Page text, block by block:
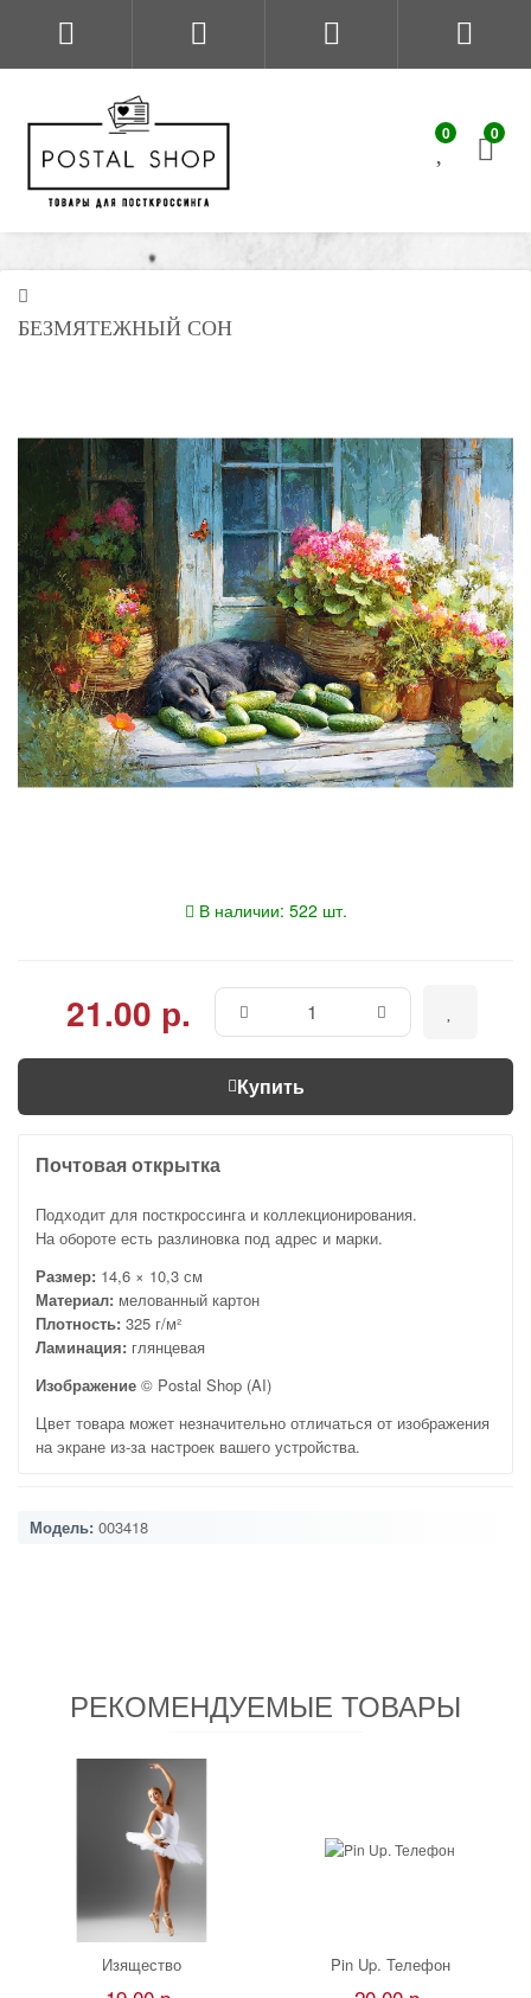
0 0
БЕЗМЯТЕЖНЫЙ СОН
В наличии: 522 шт.
21.00 р.
Купить
Почтовая открытка
Подходит для посткроссинга и коллекционирования.
На обороте есть разлиновка под адрес и марки.
Размер: 14,6 × 10,3 см
Материал: мелованный картон
Плотность: 325 г/м²
Ламинация: глянцевая
Изображение © Postal Shop (AI)
Цвет товара может незначительно отличаться от изображения
на экране из-за настроек вашего устройства.
Модель: 003418
РЕКОМЕНДУЕМЫЕ ТОВАРЫ
Изящество Pin Up. Телефон